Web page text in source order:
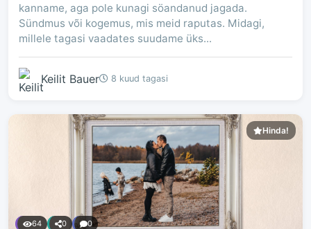
kanname, aga pole kunagi söandanud jagada.
Sündmus või kogemus, mis meid raputas. Midagi,
millele tagasi vaadates suudame üks...
Keilit Bauer 8 kuud tagasi
Hinda!
64 0 0